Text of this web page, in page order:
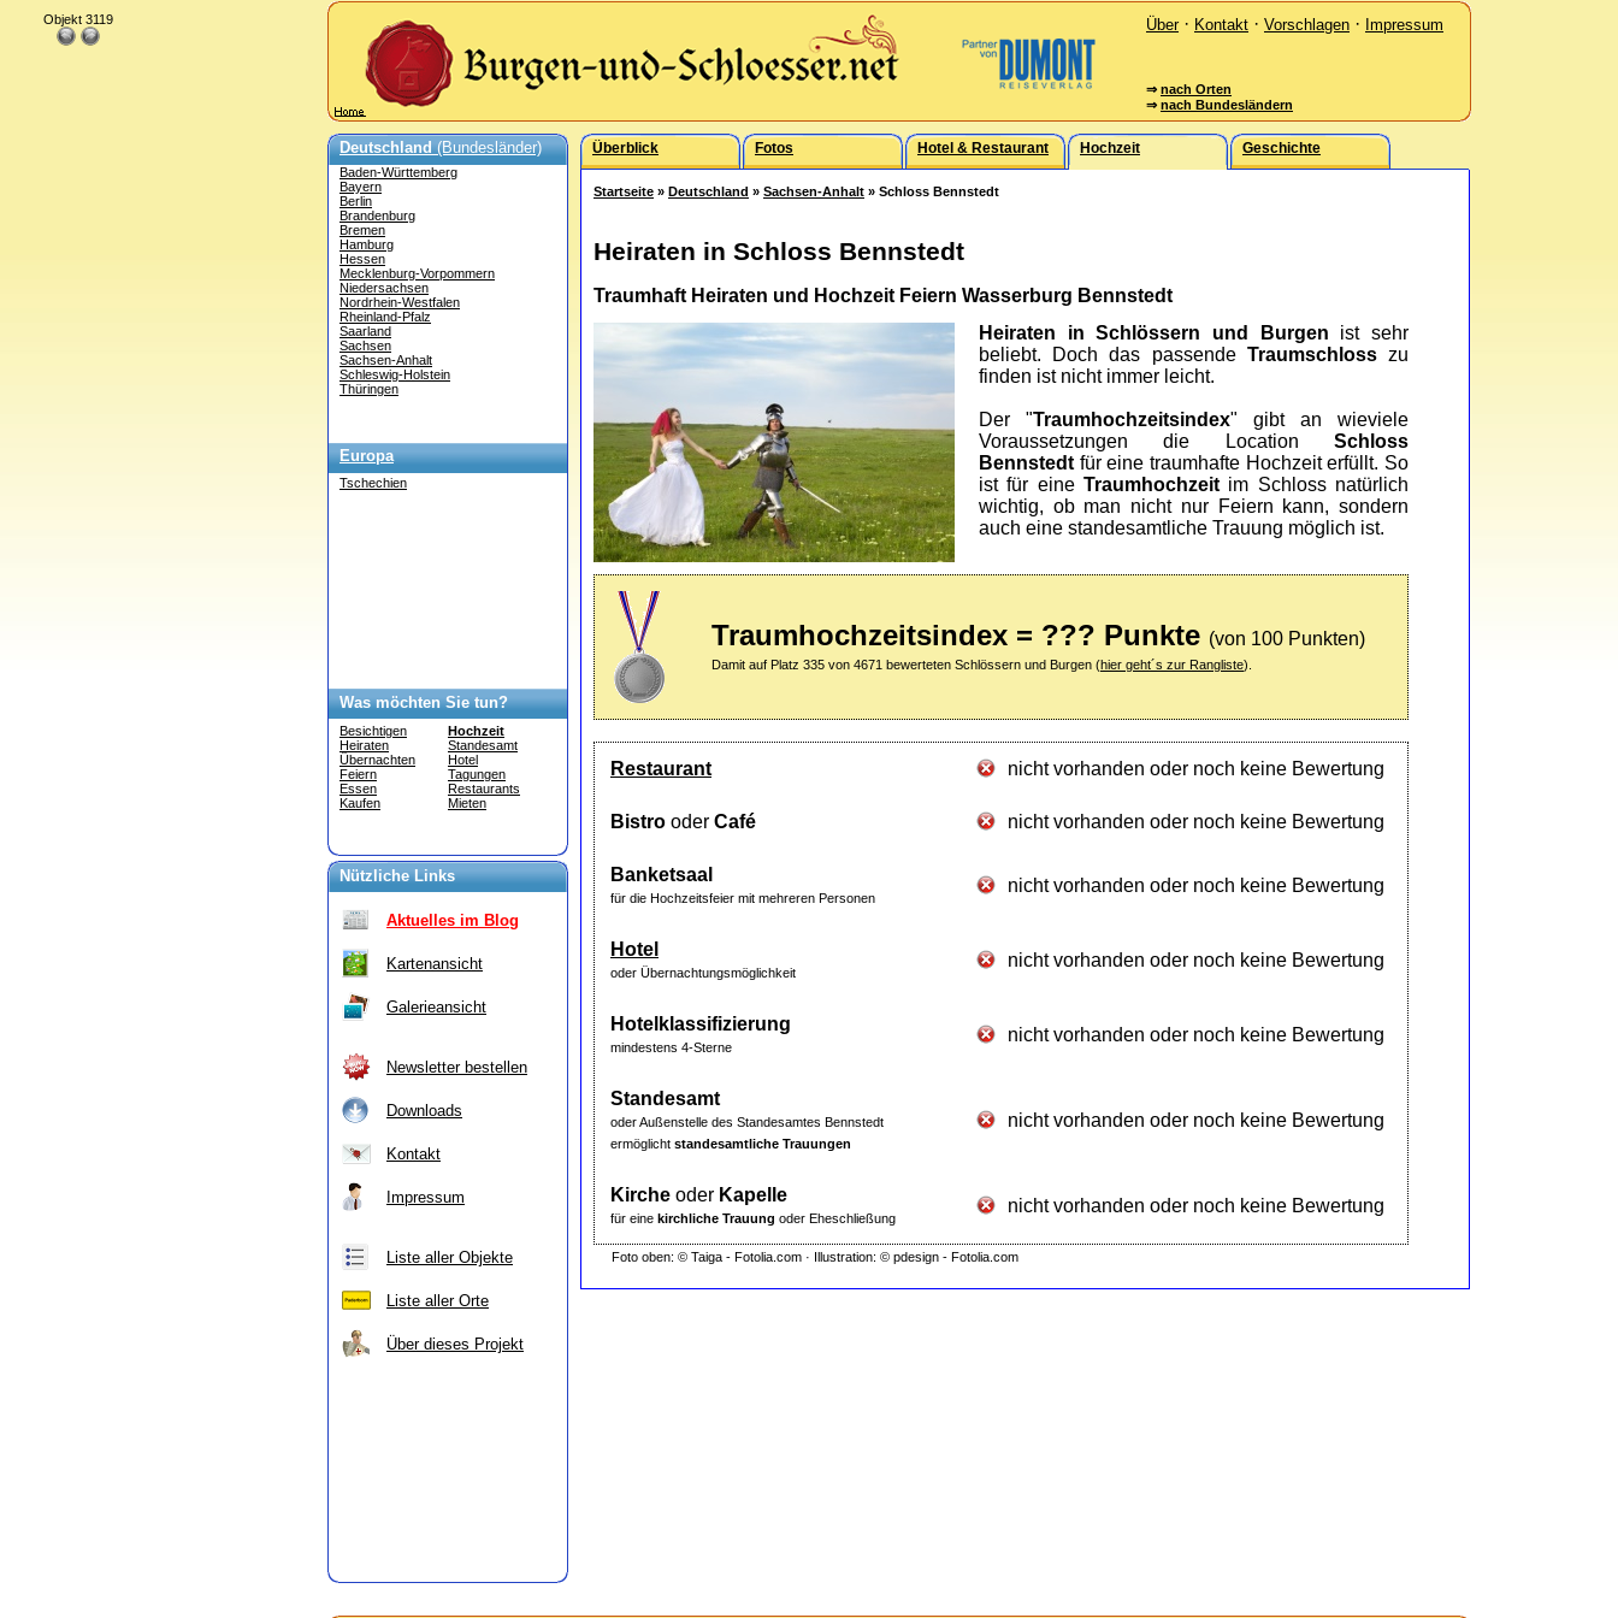
Über· Kontakt · Vorschlagen · Impressum
⇒ nach Orten
⇒ nach Bundesländern
Deutschland(Bundesländer)
Baden-Württemberg
Bayern
Berlin
Brandenburg
Bremen
Hamburg
Hessen
Mecklenburg-Vorpommern
Niedersachsen
Nordrhein-Westfalen
Rheinland-Pfalz
Saarland
Sachsen
Sachsen-Anhalt
Schleswig-Holstein
Thüringen
Europa
Tschechien
Was möchten Sie tun?
Besichtigen
Heiraten
Übernachten
Feiern
Essen
Kaufen
Hochzeit
Standesamt
Hotel
Tagungen
Restaurants
Mieten
Nützliche Links
Aktuelles im Blog
Kartenansicht
Galerieansicht
Newsletter bestellen
Downloads
Kontakt
Impressum
Liste aller Objekte
Liste aller Orte
Über dieses Projekt
Überblick Fotos Hotel & Restaurant Hochzeit Geschichte
Startseite » Deutschland » Sachsen-Anhalt » Schloss Bennstedt
Heiraten in Schloss Bennstedt
Traumhaft Heiraten und Hochzeit Feiern Wasserburg Bennstedt
Heiraten in Schlössern und Burgen ist sehr
beliebt. Doch das passende Traumschlosszu
finden ist nicht immer leicht.
Der "Traumhochzeitsindex" gibt an wieviele
Voraussetzungen die Location Schloss
Bennstedt für eine traumhafte Hochzeit erfüllt. So
ist für eine Traumhochzeit im Schloss natürlich
wichtig, ob man nicht nur Feiern kann, sondern
auch eine standesamtliche Trauung möglich ist.
Traumhochzeitsindex = ??? Punkte (von 100 Punkten)
Damit auf Platz 335 von 4671 bewerteten Schlössern und Burgen (hier geht´s zur Rangliste).
Restaurant nicht vorhanden oder noch keine Bewertung
Bistro oder Café nicht vorhanden oder noch keine Bewertung
Banketsaal
für die Hochzeitsfeier mit mehreren Personen
nicht vorhanden oder noch keine Bewertung
Hotel
oder Übernachtungsmöglichkeit
nicht vorhanden oder noch keine Bewertung
Hotelklassifizierung
mindestens 4-Sterne
nicht vorhanden oder noch keine Bewertung
Standesamt
oder Außenstelle des Standesamtes Bennstedt
ermöglicht standesamtliche Trauungen
nicht vorhanden oder noch keine Bewertung
Kirche oder Kapelle
für eine kirchliche Trauung oder Eheschließung
nicht vorhanden oder noch keine Bewertung
Foto oben: © Taiga - Fotolia.com · Illustration: © pdesign - Fotolia.com
Objekt 3119